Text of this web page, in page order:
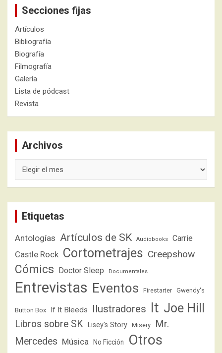
Secciones fijas
Artículos
Bibliografía
Biografía
Filmografía
Galería
Lista de pódcast
Revista
Archivos
Etiquetas
Antologías Artículos de SK Audiobooks Carrie
Castle Rock Cortometrajes Creepshow
Cómics Doctor Sleep Documentales
Entrevistas Eventos Firestarter Gwendy's
Button Box If It Bleeds Ilustradores It Joe Hill
Libros sobre SK Lisey's Story Misery
Mr.
Mercedes Música No Ficción
Otros